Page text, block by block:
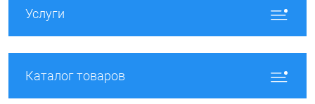
Услуги
Каталог товаров